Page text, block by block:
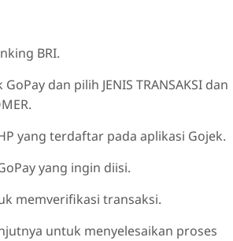
BRI.
dan pilih JENIS TRANSAKSI dan
yang terdaftar pada aplikasi Gojek.
yang ingin diisi.
memverifikasi transaksi.
untuk menyelesaikan proses